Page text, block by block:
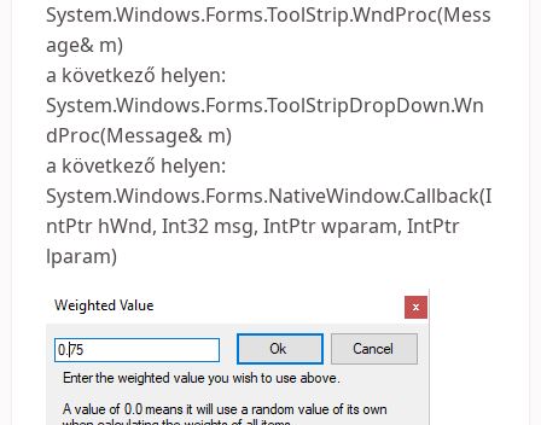
System.Windows.Forms.ToolStrip.WndProc(Mess
age& m)
a következő helyen:
System.Windows.Forms.ToolStripDropDown.Wn
dProc(Message& m)
a következő helyen:
System.Windows.Forms.NativeWindow.Callback(I
ntPtr hWnd, Int32 msg, IntPtr wparam, IntPtr
lparam)